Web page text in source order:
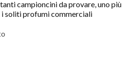
campioncini da provare, uno più
i soliti profumi commerciali